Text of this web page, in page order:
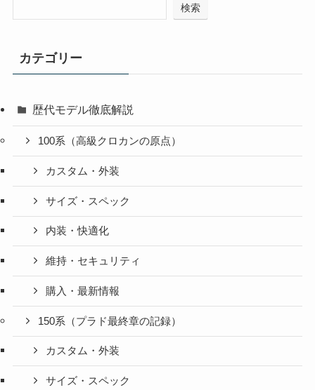
検索
カテゴリー
歴代モデル徹底解説
100系（高級クロカンの原点）
カスタム・外装
サイズ・スペック
内装・快適化
維持・セキュリティ
購入・最新情報
150系（プラド最終章の記録）
カスタム・外装
サイズ・スペック